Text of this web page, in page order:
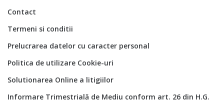
Contact
Termeni si conditii
Prelucrarea datelor cu caracter personal
Politica de utilizare Cookie-uri
Solutionarea Online a litigiilor
Informare Trimestrială de Mediu conform art. 26 din H.G.